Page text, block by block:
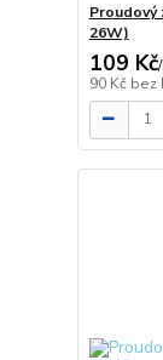
Proudový
26W)
109 Kč/
90 Kč bez